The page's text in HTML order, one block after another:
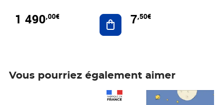
1 490,00€ Ajouter au panier
7,50€
Vous pourriez également aimer
Prix 7,50€